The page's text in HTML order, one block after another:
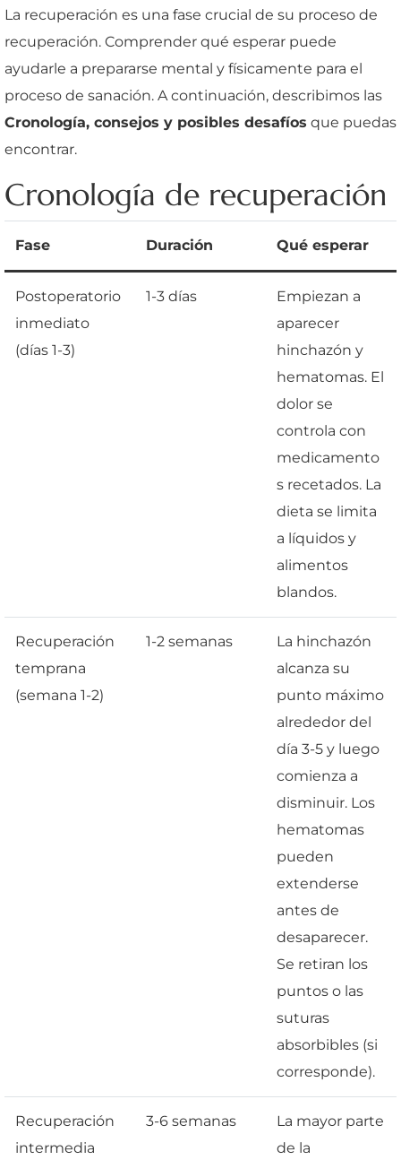
La recuperación es una fase crucial de su proceso de
recuperación. Comprender qué esperar puede
ayudarle a prepararse mental y físicamente para el
proceso de sanación. A continuación, describimos las
Cronología, consejos y posibles desafíos que puedas
encontrar.
Cronología de recuperación
Fase Duración Qué esperar
Postoperatorio
inmediato
(días 1-3)
1-3 días
Empiezan a
aparecer
hinchazón y
hematomas. El
dolor se
controla con
medicamento
s recetados. La
dieta se limita
a líquidos y
alimentos
blandos.
Recuperación
temprana
(semana 1-2)
1-2 semanas
La hinchazón
alcanza su
punto máximo
alrededor del
día 3-5 y luego
comienza a
disminuir. Los
hematomas
pueden
extenderse
antes de
desaparecer.
Se retiran los
puntos o las
suturas
absorbibles (si
corresponde).
Recuperación
intermedia
3-6 semanas
La mayor parte
de la